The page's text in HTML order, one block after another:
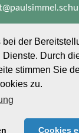
der
Dienste. Durch
stimmen Sie
zu.
Cookies
Grundschule
12099 Berlin
- Paul-Simmel-